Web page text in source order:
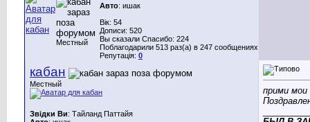
Местный
Авто: ишак
Вік: 54
Дописи: 520
Вы сказали Спасибо: 224
Поблагодарили 513 раз(а) в 247 сообщениях
Репутація: 0
кабан
Местный
Звідки Ви: Тайланд Паттайя
прими мои